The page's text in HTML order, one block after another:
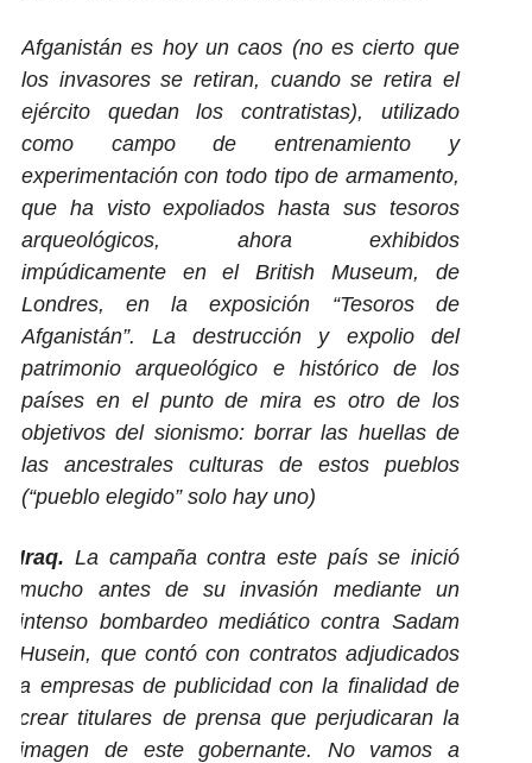
Afganistán es hoy un caos (no es cierto que
los invasores se retiran, cuando se retira el
ejército quedan los contratistas), utilizado
como campo de entrenamiento y
experimentación con todo tipo de armamento,
que ha visto expoliados hasta sus tesoros
arqueológicos, ahora exhibidos
impúdicamente en el British Museum, de
Londres, en la exposición “Tesoros de
Afganistán”. La destrucción y expolio del
patrimonio arqueológico e histórico de los
países en el punto de mira es otro de los
objetivos del sionismo: borrar las huellas de
las ancestrales culturas de estos pueblos
(“pueblo elegido” solo hay uno)
Iraq.La campaña contra este país se inició
mucho antes de su invasión mediante un
intenso bombardeo mediático contra Sadam
Husein, que contó con contratos adjudicados
a empresas de publicidad con la finalidad de
crear titulares de prensa que perjudicaran la
imagen de este gobernante.
No vamos a